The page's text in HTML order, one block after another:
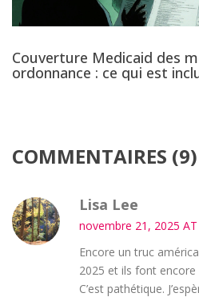
Couverture Medicaid des
ordonnance : ce qui est
COMMENTAIRES (9)
Lisa Lee
novembre 21, 2025 AT
Encore un truc
2025 et ils font encore
C’est pathétique.